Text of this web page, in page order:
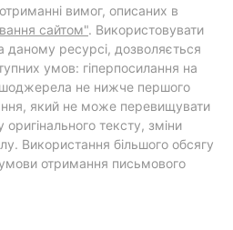
вимог, описаних в
сайтом". Використовувати
даному ресурсі, дозволяється
умов: гіперпосилання на
не нижче першого
який не може перевищувати
оригінального тексту, зміни
Використання більшого обсягу
отримання письмового